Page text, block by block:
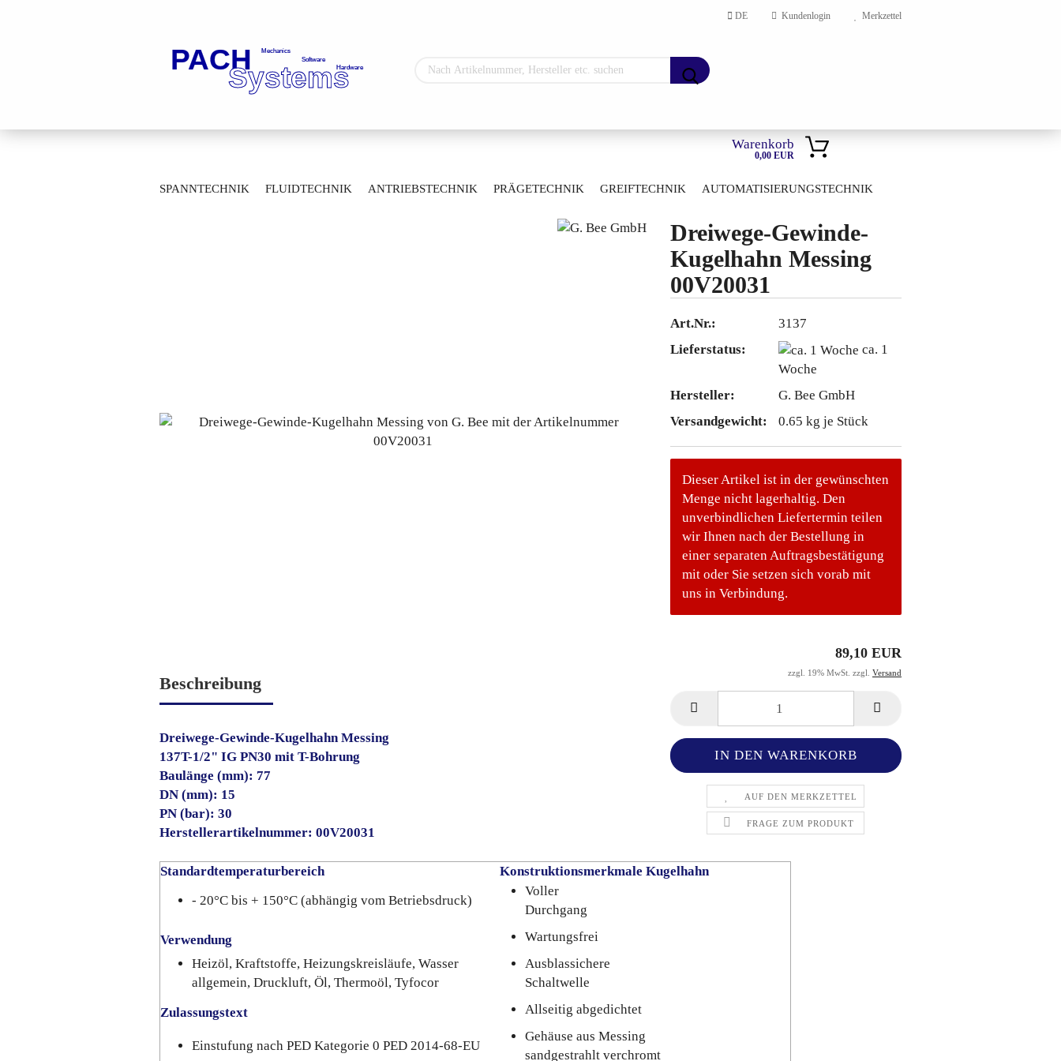
DE Kundenlogin
Konto erstellen
Passwort vergessen?
Merkzettel
Warenkorb
0,00 EUR
SPANNTECHNIK FLUIDTECHNIK ANTRIEBSTECHNIK PRÄGETECHNIK GREIFTECHNIK AUTOMATISIERUNGSTECHNIK
»
Dreiwege-Gewinde-
Kugelhahn Messing
00V20031
Art.Nr.:
3137
Lieferstatus:
ca. 1
Woche
Hersteller:
G. Bee GmbH
Versandgewicht:
0.65 kg je Stück
Dieser Artikel ist in der gewünschten
Menge nicht lagerhaltig. Den
unverbindlichen Liefertermin teilen
wir Ihnen nach der Bestellung in
einer separaten Auftragsbestätigung
mit oder Sie setzen sich vorab mit
uns in Verbindung.
89,10 EUR
zzgl. 19% MwSt. zzgl. Versand
AUF DEN MERKZETTEL
FRAGE ZUM PRODUKT
Beschreibung
Dreiwege-Gewinde-Kugelhahn Messing
137T-1/2" IG PN30 mit T-Bohrung
Baulänge (mm): 77
DN (mm): 15
PN (bar): 30
Herstellerartikelnummer: 00V20031
Standardtemperaturbereich
Konstruktionsmerkmale Kugelhahn
- 20°C bis + 150°C (abhängig vom Betriebsdruck)
Voller
Durchgang
Verwendung
Wartungsfrei
Heizöl, Kraftstoffe, Heizungskreisläufe, Wasser
allgemein, Druckluft, Öl, Thermoöl, Tyfocor
Ausblassichere
Schaltwelle
Zulassungstext
Allseitig abgedichtet
Einstufung nach PED Kategorie 0 PED 2014-68-EU
Gehäuse aus Messing
sandgestrahlt verchromt